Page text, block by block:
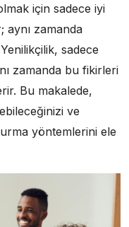
için sadece iyi
aynı zamanda
sadece
zamanda bu fikirleri
Bu makalede,
ve
yöntemlerini ele